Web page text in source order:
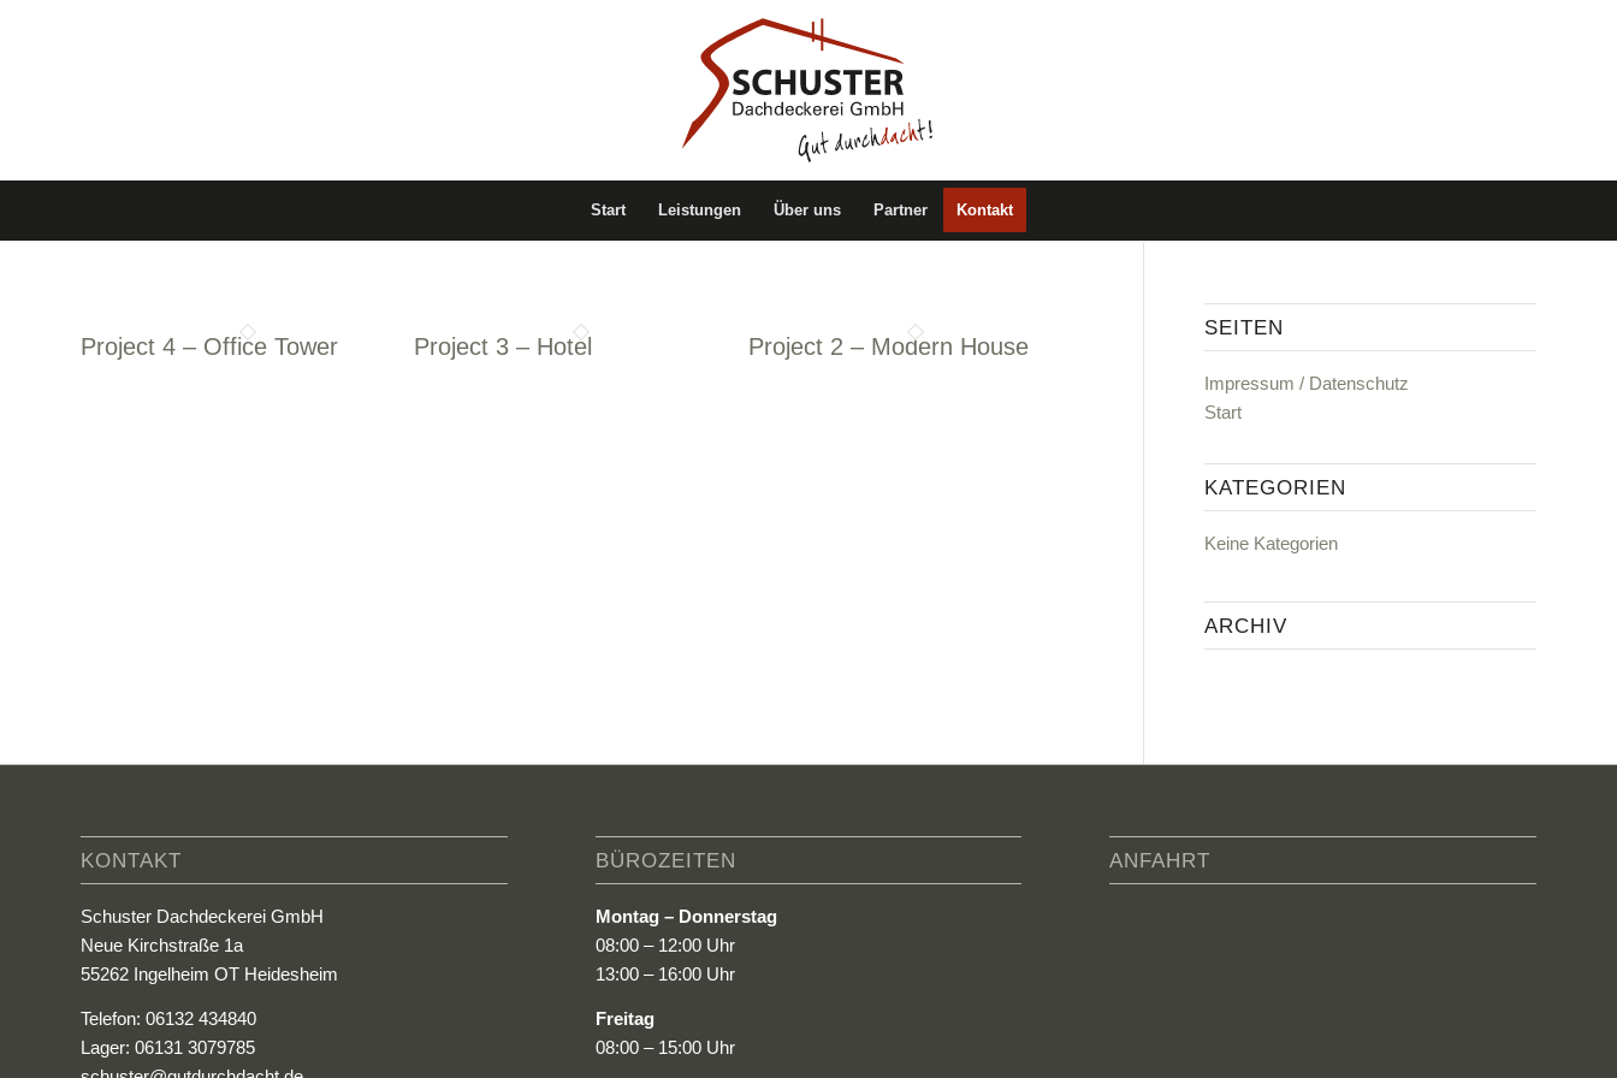
Start Leistungen Über uns Partner Kontakt
Project 4 – Office Tower Project 3 – Hotel Project 2 – Modern House
SEITEN
Impressum / Datenschutz
Start
KATEGORIEN
Keine Kategorien
ARCHIV
KONTAKT
Schuster Dachdeckerei GmbH
Neue Kirchstraße 1a
55262 Ingelheim OT Heidesheim
Telefon: 06132 434840
Lager: 06131 3079785
BÜROZEITEN
Montag – Donnerstag
08:00 – 12:00 Uhr
13:00 – 16:00 Uhr
Freitag
08:00 – 15:00 Uhr
ANFAHRT